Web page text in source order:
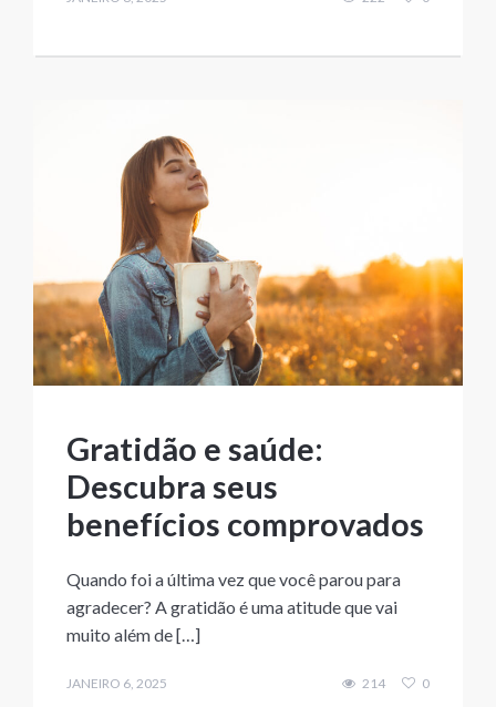
Gratidão e saúde:
Descubra seus
benefícios comprovados
Quando foi a última vez que você parou para
agradecer? A gratidão é uma atitude que vai
muito além de […]
JANEIRO 6, 2025 214 0